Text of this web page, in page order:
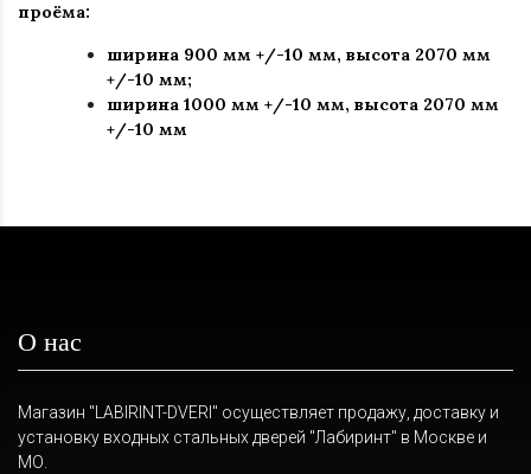
проёма:
ширина 900 мм +/-10 мм, высота 2070 мм
+/-10 мм;
ширина 1000 мм +/-10 мм, высота 2070 мм
+/-10 мм
О нас
Магазин "LABIRINT-DVERI" осуществляет продажу, доставку и
установку входных стальных дверей "Лабиринт" в Москве и
МО.